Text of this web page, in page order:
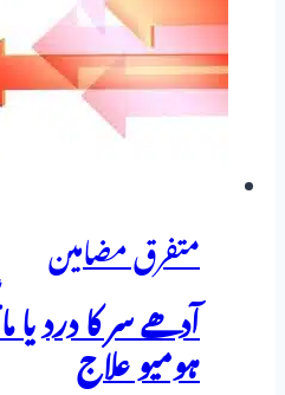
خشکی
کا
متفرق مضامین
آدھے سر کا درد یا
ہومیو علاج